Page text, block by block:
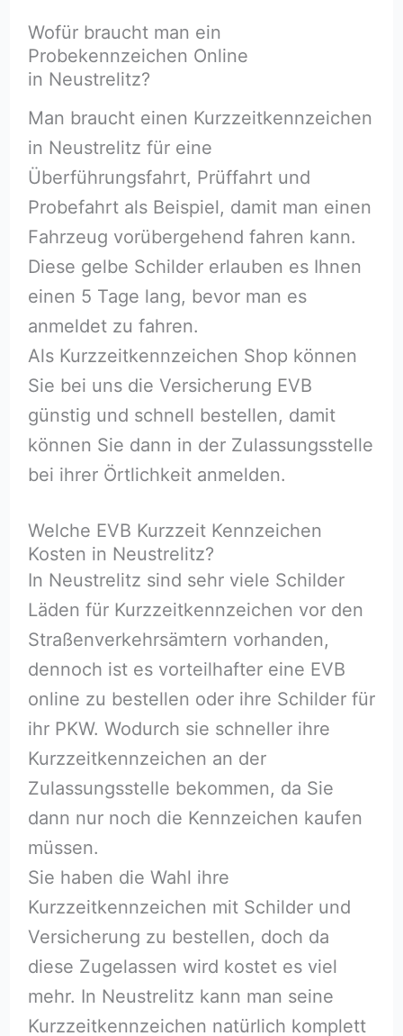
Wofür braucht man ein
Probekennzeichen Online
in Neustrelitz?
Man braucht einen Kurzzeitkennzeichen
in Neustrelitz für eine
Überführungsfahrt, Prüffahrt und
Probefahrt als Beispiel, damit man einen
Fahrzeug vorübergehend fahren kann.
Diese gelbe Schilder erlauben es Ihnen
einen 5 Tage lang, bevor man es
anmeldet zu fahren.
Als Kurzzeitkennzeichen Shop können
Sie bei uns die Versicherung EVB
günstig und schnell bestellen, damit
können Sie dann in der Zulassungsstelle
bei ihrer Örtlichkeit anmelden.
Welche EVB Kurzzeit Kennzeichen
Kosten in Neustrelitz?
In Neustrelitz sind sehr viele Schilder
Läden für Kurzzeitkennzeichen vor den
Straßenverkehrsämtern vorhanden,
dennoch ist es vorteilhafter eine EVB
online zu bestellen oder ihre Schilder für
ihr PKW. Wodurch sie schneller ihre
Kurzzeitkennzeichen an der
Zulassungsstelle bekommen, da Sie
dann nur noch die Kennzeichen kaufen
müssen.
Sie haben die Wahl ihre
Kurzzeitkennzeichen mit Schilder und
Versicherung zu bestellen, doch da
diese Zugelassen wird kostet es viel
mehr. In Neustrelitz kann man seine
Kurzzeitkennzeichen natürlich komplett